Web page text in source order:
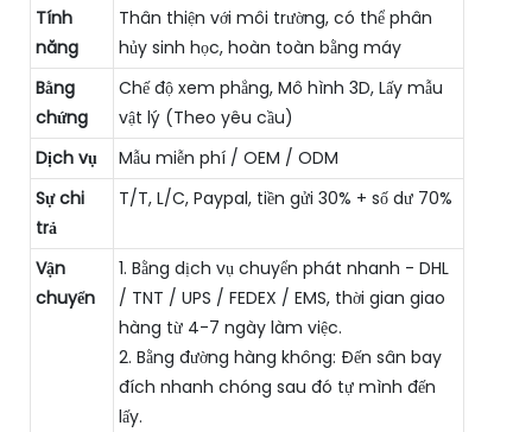
Tính
năng
Thân thiện với môi trường, có thể phân
hủy sinh học, hoàn toàn bằng máy
Bằng
chứng
Chế độ xem phẳng, Mô hình 3D, Lấy mẫu
vật lý (Theo yêu cầu)
Dịch vụ
Mẫu miễn phí / OEM / ODM
Sự chi
trả
T/T, L/C, Paypal, tiền gửi 30% + số dư 70%
Vận
chuyển
1. Bằng dịch vụ chuyển phát nhanh - DHL
/ TNT / UPS / FEDEX / EMS, thời gian giao
hàng từ 4-7 ngày làm việc.
2. Bằng đường hàng không: Đến sân bay
đích nhanh chóng sau đó tự mình đến
lấy.